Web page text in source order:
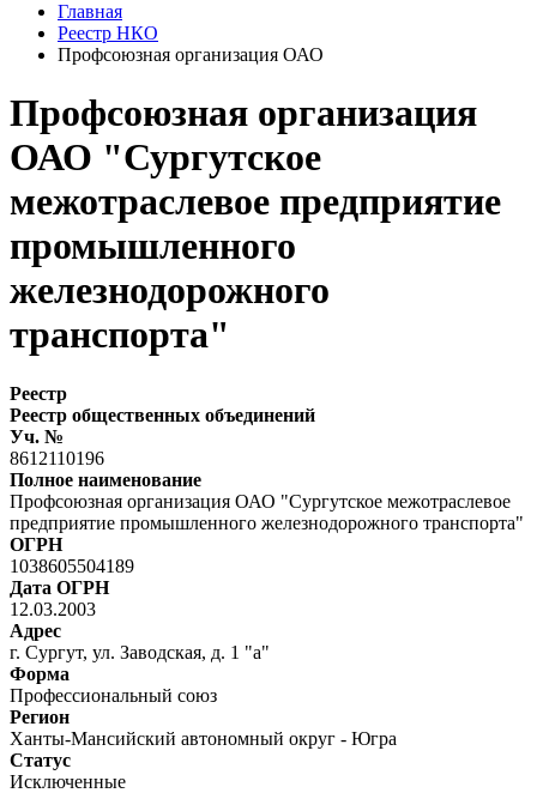
Главная
Реестр НКО
Профсоюзная организация ОАО
Профсоюзная организация
ОАО "Сургутское
межотраслевое предприятие
промышленного
железнодорожного
транспорта"
Реестр
Реестр общественных объединений
Уч. №
8612110196
Полное наименование
Профсоюзная организация ОАО "Сургутское межотраслевое
предприятие промышленного железнодорожного транспорта"
ОГРН
1038605504189
Дата ОГРН
12.03.2003
Адрес
г. Сургут, ул. Заводская, д. 1 "а"
Форма
Профессиональный союз
Регион
Ханты-Мансийский автономный округ - Югра
Статус
Исключенные